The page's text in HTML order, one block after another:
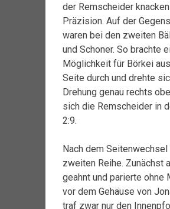
der Remscheider
Präzision. Auf der
waren bei den zweiten
und Schoner. So brachte
Möglichkeit für Börkei
Seite durch und drehte
Drehung genau rechts
sich die Remscheider in
2:9.
Nach dem
zweiten Reihe. Zunächst
geahnt und parierte ohne
vor dem Gehäuse von
traf zwar nur den